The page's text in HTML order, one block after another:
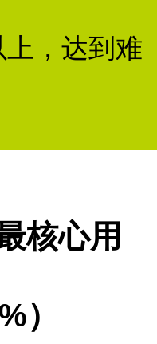
，达到难
核心用
）